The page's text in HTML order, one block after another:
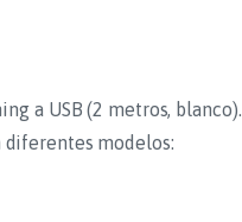
a USB (2 metros, blanco).
modelos: